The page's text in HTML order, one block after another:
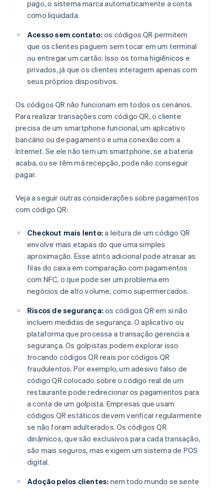
pago, o sistema marca automaticamente a conta
como liquidada.
Acesso sem contato: os códigos QR permitem
que os clientes paguem sem tocar em um terminal
ou entregar um cartão. Isso os torna higiênicos e
privados, já que os clientes interagem apenas com
seus próprios dispositivos.
Os códigos QR não funcionam em todos os cenários.
Para realizar transações com código QR, o cliente
precisa de um smartphone funcional, um aplicativo
bancário ou de pagamento e uma conexão com a
Internet. Se ele não tem um smartphone, se a bateria
acaba, ou se têm má recepção, pode não conseguir
pagar.
Veja a seguir outras considerações sobre pagamentos
com código QR:
Checkout mais lento: a leitura de um código QR
envolve mais etapas do que uma simples
aproximação. Esse atrito adicional pode atrasar as
filas do caixa em comparação com pagamentos
com NFC, o que pode ser um problema em
negócios de alto volume, como supermercados.
Riscos de segurança: os códigos QR em si não
incluem medidas de segurança. O aplicativo ou
plataforma que processa a transação gerencia a
segurança. Os golpistas podem explorar isso
trocando códigos QR reais por códigos QR
fraudulentos. Por exemplo, um adesivo falso de
código QR colocado sobre o código real de um
restaurante pode redirecionar os pagamentos para
a conta de um golpista. Empresas que usam
códigos QR estáticos devem verificar regularmente
se não foram adulterados. Os códigos QR
dinâmicos, que são exclusivos para cada transação,
são mais seguros, mas exigem um sistema de POS
digital.
Adoção pelos clientes: nem todo mundo se sente